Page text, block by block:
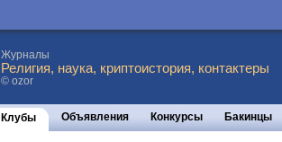
Журналы
Религия, наука, криптоистория, контактеры
© ozor
Клубы Объявления Конкурсы Бакинцы